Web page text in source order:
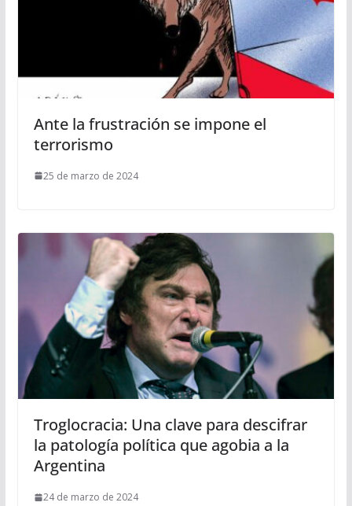
Ante la frustración se impone el
terrorismo
25 de marzo de 2024
Troglocracia: Una clave para descifrar
la patología política que agobia a la
Argentina
24 de marzo de 2024